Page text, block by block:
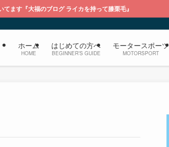
ライカを持って膝栗毛』
ホーム
HOME
はじめての方へ
BEGINNER’S GUIDE
モータースポーツ
MOTORSPORT